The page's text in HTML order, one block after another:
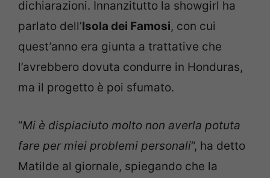
dichiarazioni. Innanzitutto la showgirl ha
parlato dell’Isola dei Famosi, con cui
quest’anno era giunta a trattative che
l’avrebbero dovuta condurre in Honduras,
ma il progetto è poi sfumato.
“Mi è dispiaciuto molto non averla potuta
fare per miei problemi personali“, ha detto
Matilde al giornale, spiegando che la